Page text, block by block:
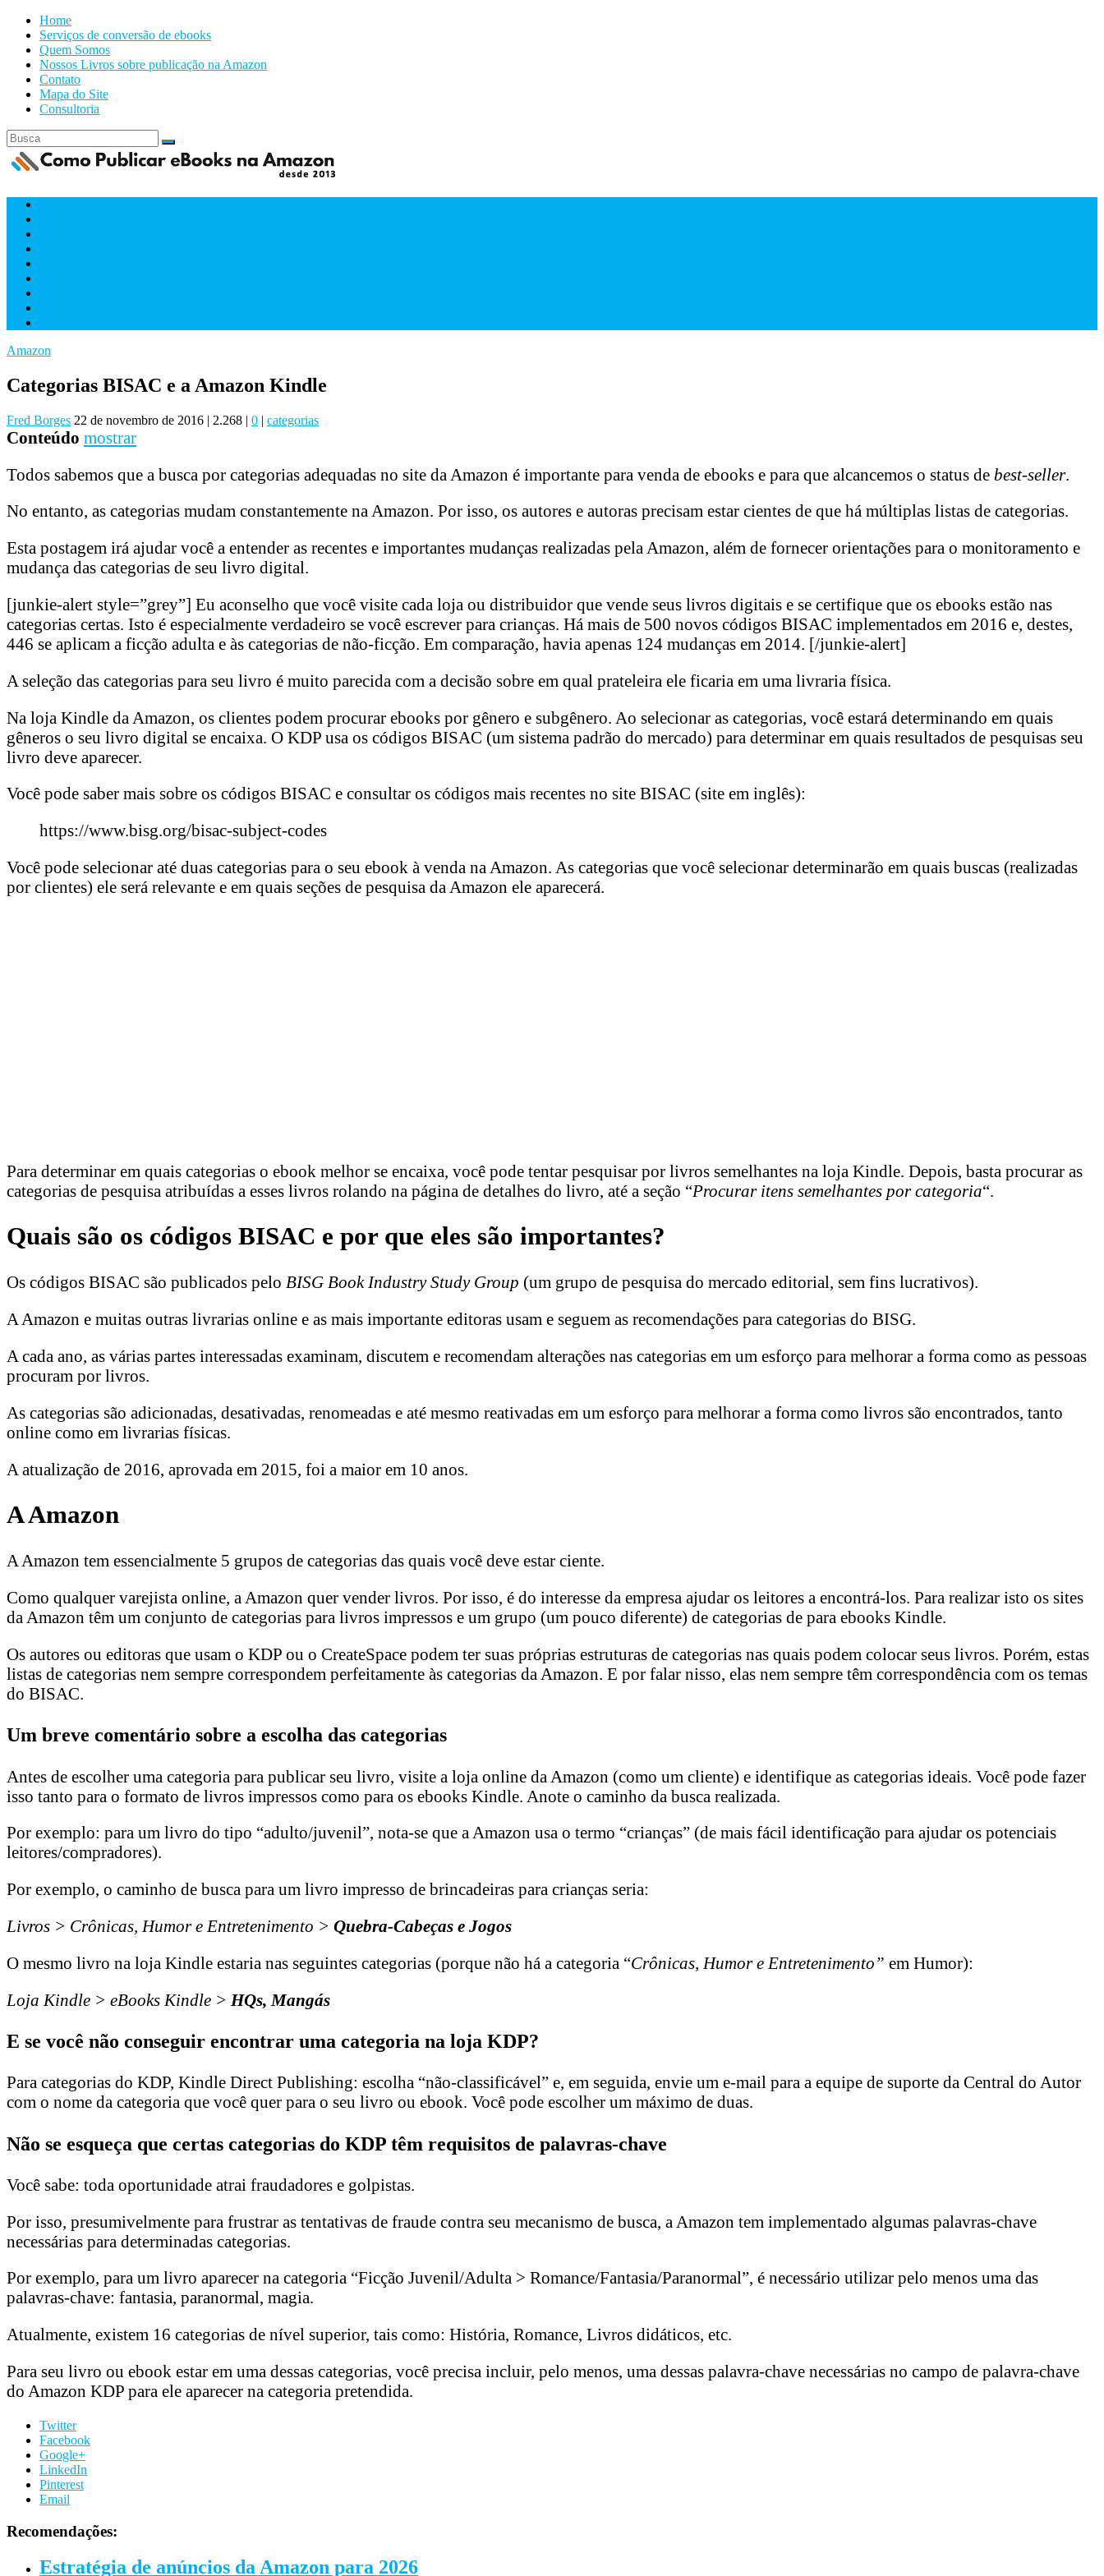
Home
Serviços de conversão de ebooks
Quem Somos
Nossos Livros sobre publicação na Amazon
Contato
Mapa do Site
Consultoria
Amazon
Categorias BISAC e a Amazon Kindle
Fred Borges 22 de novembro de 2016 | 2.268 | 0 | categorias
Conteúdo mostrar
Todos sabemos que a busca por categorias adequadas no site da Amazon é importante para venda de ebooks e para que alcancemos o status de best-seller.
No entanto, as categorias mudam constantemente na Amazon. Por isso, os autores e autoras precisam estar cientes de que há múltiplas listas de categorias.
Esta postagem irá ajudar você a entender as recentes e importantes mudanças realizadas pela Amazon, além de fornecer orientações para o monitoramento e
mudança das categorias de seu livro digital.
[junkie-alert style=”grey”] Eu aconselho que você visite cada loja ou distribuidor que vende seus livros digitais e se certifique que os ebooks estão nas
categorias certas. Isto é especialmente verdadeiro se você escrever para crianças. Há mais de 500 novos códigos BISAC implementados em 2016 e, destes,
446 se aplicam a ficção adulta e às categorias de não-ficção. Em comparação, havia apenas 124 mudanças em 2014. [/junkie-alert]
A seleção das categorias para seu livro é muito parecida com a decisão sobre em qual prateleira ele ficaria em uma livraria física.
Na loja Kindle da Amazon, os clientes podem procurar ebooks por gênero e subgênero. Ao selecionar as categorias, você estará determinando em quais
gêneros o seu livro digital se encaixa. O KDP usa os códigos BISAC (um sistema padrão do mercado) para determinar em quais resultados de pesquisas seu
livro deve aparecer.
Você pode saber mais sobre os códigos BISAC e consultar os códigos mais recentes no site BISAC (site em inglês):
https://www.bisg.org/bisac-subject-codes
Você pode selecionar até duas categorias para o seu ebook à venda na Amazon. As categorias que você selecionar determinarão em quais buscas (realizadas
por clientes) ele será relevante e em quais seções de pesquisa da Amazon ele aparecerá.
Para determinar em quais categorias o ebook melhor se encaixa, você pode tentar pesquisar por livros semelhantes na loja Kindle. Depois, basta procurar as
categorias de pesquisa atribuídas a esses livros rolando na página de detalhes do livro, até a seção “Procurar itens semelhantes por categoria“.
Quais são os códigos BISAC e por que eles são importantes?
Os códigos BISAC são publicados pelo BISG Book Industry Study Group (um grupo de pesquisa do mercado editorial, sem fins lucrativos).
A Amazon e muitas outras livrarias online e as mais importante editoras usam e seguem as recomendações para categorias do BISG.
A cada ano, as várias partes interessadas examinam, discutem e recomendam alterações nas categorias em um esforço para melhorar a forma como as pessoas
procuram por livros.
As categorias são adicionadas, desativadas, renomeadas e até mesmo reativadas em um esforço para melhorar a forma como livros são encontrados, tanto
online como em livrarias físicas.
A atualização de 2016, aprovada em 2015, foi a maior em 10 anos.
A Amazon
A Amazon tem essencialmente 5 grupos de categorias das quais você deve estar ciente.
Como qualquer varejista online, a Amazon quer vender livros. Por isso, é do interesse da empresa ajudar os leitores a encontrá-los. Para realizar isto os sites
da Amazon têm um conjunto de categorias para livros impressos e um grupo (um pouco diferente) de categorias de para ebooks Kindle.
Os autores ou editoras que usam o KDP ou o CreateSpace podem ter suas próprias estruturas de categorias nas quais podem colocar seus livros. Porém, estas
listas de categorias nem sempre correspondem perfeitamente às categorias da Amazon. E por falar nisso, elas nem sempre têm correspondência com os temas
do BISAC.
Um breve comentário sobre a escolha das categorias
Antes de escolher uma categoria para publicar seu livro, visite a loja online da Amazon (como um cliente) e identifique as categorias ideais. Você pode fazer
isso tanto para o formato de livros impressos como para os ebooks Kindle. Anote o caminho da busca realizada.
Por exemplo: para um livro do tipo “adulto/juvenil”, nota-se que a Amazon usa o termo “crianças” (de mais fácil identificação para ajudar os potenciais
leitores/compradores).
Por exemplo, o caminho de busca para um livro impresso de brincadeiras para crianças seria:
Livros > Crônicas, Humor e Entretenimento > Quebra-Cabeças e Jogos
O mesmo livro na loja Kindle estaria nas seguintes categorias (porque não há a categoria “Crônicas, Humor e Entretenimento” em Humor):
Loja Kindle > eBooks Kindle > HQs, Mangás
E se você não conseguir encontrar uma categoria na loja KDP?
Para categorias do KDP, Kindle Direct Publishing: escolha “não-classificável” e, em seguida, envie um e-mail para a equipe de suporte da Central do Autor
com o nome da categoria que você quer para o seu livro ou ebook. Você pode escolher um máximo de duas.
Não se esqueça que certas categorias do KDP têm requisitos de palavras-chave
Você sabe: toda oportunidade atrai fraudadores e golpistas.
Por isso, presumivelmente para frustrar as tentativas de fraude contra seu mecanismo de busca, a Amazon tem implementado algumas palavras-chave
necessárias para determinadas categorias.
Por exemplo, para um livro aparecer na categoria “Ficção Juvenil/Adulta > Romance/Fantasia/Paranormal”, é necessário utilizar pelo menos uma das
palavras-chave: fantasia, paranormal, magia.
Atualmente, existem 16 categorias de nível superior, tais como: História, Romance, Livros didáticos, etc.
Para seu livro ou ebook estar em uma dessas categorias, você precisa incluir, pelo menos, uma dessas palavra-chave necessárias no campo de palavra-chave
do Amazon KDP para ele aparecer na categoria pretendida.
Twitter
Facebook
Google+
LinkedIn
Pinterest
Email
Recomendações:
Estratégia de anúncios da Amazon para 2026